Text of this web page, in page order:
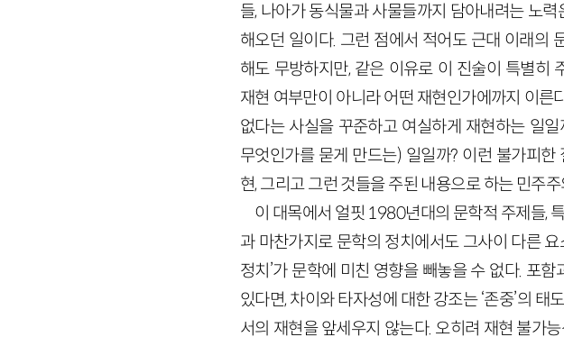
들, 나아가 동식물과 사물들까지 담아내려는 노
해오던 일이다. 그런 점에서 적어도 근대 이래의
해도 무방하지만, 같은 이유로 이 진술이 특별히
재현 여부만이 아니라 어떤 재현인가에까지 이른
없다는 사실을 꾸준하고 여실하게 재현하는 일
무엇인가를 묻게 만드는) 일일까? 이런 불가피한
현, 그리고 그런 것들을 주된 내용으로 하는 민주
이 대목에서 얼핏 1980년대의 문학적 주제들,
과 마찬가지로 문학의 정치에서도 그사이 다른 요
정치’가 문학에 미친 영향을 빼놓을 수 없다. 포
있다면, 차이와 타자성에 대한 강조는 ‘존중’의
서의 재현을 앞세우지 않는다. 오히려 재현 불가